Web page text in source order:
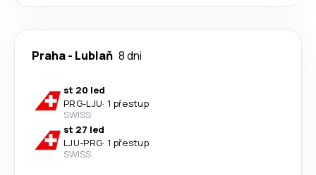
Praha- Lublaň 8 dni
st 20 led
PRG-LJU· 1 přestup
SWISS
st 27 led
LJU-PRG· 1 přestup
SWISS